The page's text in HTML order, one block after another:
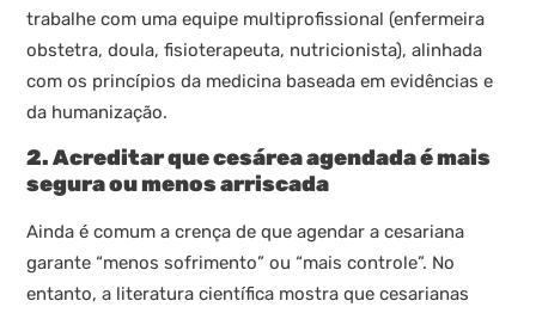
trabalhe com uma equipe multiprofissional (enfermeira
obstetra, doula, fisioterapeuta, nutricionista), alinhada
com os princípios da medicina baseada em evidências e
da humanização.
2. Acreditar que cesárea agendada é mais
segura ou menos arriscada
Ainda é comum a crença de que agendar a cesariana
garante “menos sofrimento” ou “mais controle”. No
entanto, a literatura científica mostra que cesarianas